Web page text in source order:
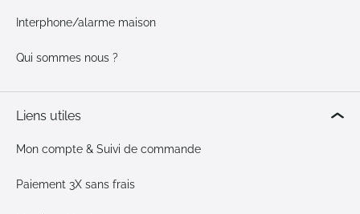
Interphone/alarme maison
Qui sommes nous ?
Liens utiles
Mon compte & Suivi de commande
Paiement 3X sans frais